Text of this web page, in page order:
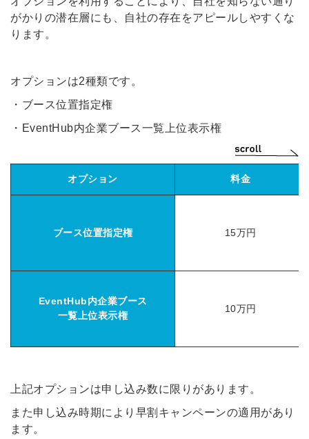
がかりの潜在層にも、自社の存在をアピールしやすくな
ります。
オプションは2種類です。
・ブース位置指定権
・EventHub内企業ブース一覧上位表示権
オプション 料金
ブース位置指定権 15万円
EventHub内企業ブース
一覧上位表示権
10万円
上記オプションは申し込み数に限りがあります。
また申し込み時期により早割キャンペーンの適用があり
ます。
をご利用する
要です。
ログイン
採用課題の解決、新しい採用の
取り組みなどを取材したインタ
採用にまつわる独自の調査レポ
ートが届く
登録する